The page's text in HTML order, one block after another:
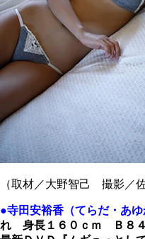
（取材／大野智己 撮影／佐
●寺田安裕香（てらだ・あゆ
れ 身長１６０ｃｍ Ｂ８